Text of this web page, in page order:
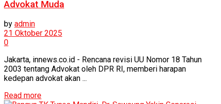
Advokat Muda
by admin
21 Oktober 2025
0
Jakarta, innews.co.id - Rencana revisi UU Nomor 18 Tahun
2003 tentang Advokat oleh DPR RI, memberi harapan
kedepan advokat akan ...
Read more